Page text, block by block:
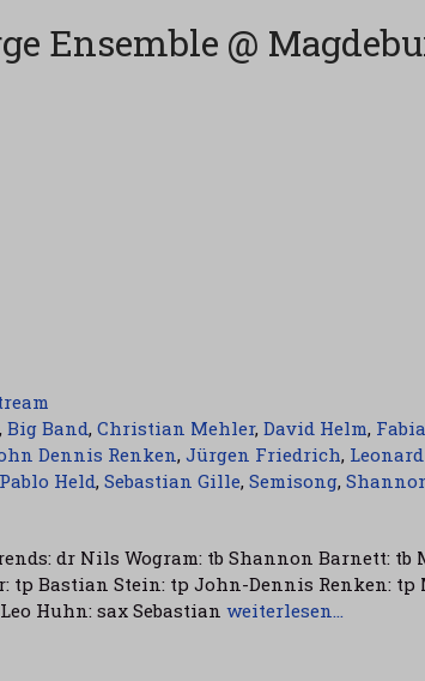
Ensemble @
, Big Band, Christian Mehler, David Helm,
Dennis Renken, Jürgen Friedrich,
Pablo Held, Sebastian Gille, Semisong,
dr Nils Wogram: tb Shannon Barnett: tb
tp Bastian Stein: tp John-Dennis Renken: tp
Huhn: sax Sebastian weiterlesen…